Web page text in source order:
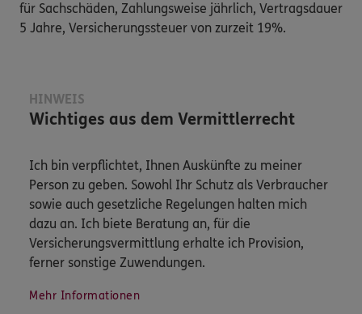
für Sachschäden, Zahlungsweise jährlich, Vertragsdauer
5 Jahre, Versicherungssteuer von zurzeit 19%.
HINWEIS
Wichtiges aus dem Vermittlerrecht
Ich bin verpflichtet, Ihnen Auskünfte zu meiner
Person zu geben. Sowohl Ihr Schutz als Verbraucher
sowie auch gesetzliche Regelungen halten mich
dazu an. Ich biete Beratung an, für die
Versicherungsvermittlung erhalte ich Provision,
ferner sonstige Zuwendungen.
Mehr Informationen